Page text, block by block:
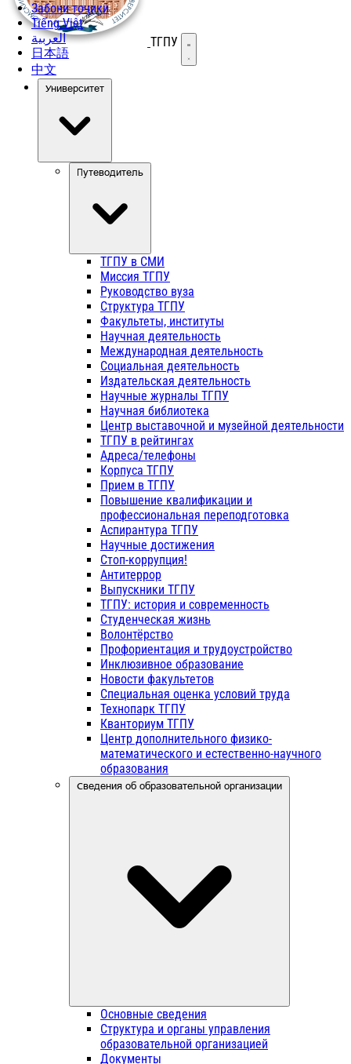
Забони тоҷикӣ
Tiếng Việt
العربية
日本語
中文
ТГПУ Открыть меню
Университет
Путеводитель
ТГПУ в СМИ
Миссия ТГПУ
Руководство вуза
Структура ТГПУ
Факультеты, институты
Научная деятельность
Международная деятельность
Социальная деятельность
Издательская деятельность
Научные журналы ТГПУ
Научная библиотека
Центр выставочной и музейной деятельности
ТГПУ в рейтингах
Адреса/телефоны
Корпуса ТГПУ
Прием в ТГПУ
Повышение квалификации и
профессиональная переподготовка
Аспирантура ТГПУ
Научные достижения
Стоп-коррупция!
Антитеррор
Выпускники ТГПУ
ТГПУ: история и современность
Студенческая жизнь
Волонтёрство
Профориентация и трудоустройство
Инклюзивное образование
Новости факультетов
Специальная оценка условий труда
Технопарк ТГПУ
Кванториум ТГПУ
Центр дополнительного физико-
математического и естественно-научного
образования
Сведения об образовательной организации
Основные сведения
Структура и органы управления
образовательной организацией
Документы